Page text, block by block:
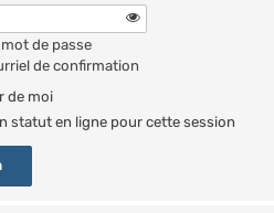
de passe
de confirmation
de moi
statut en ligne pour cette session